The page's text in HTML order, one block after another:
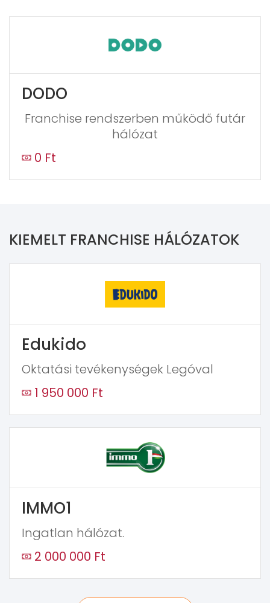
DODO
Franchise rendszerben működő futár
hálózat
0 Ft
KIEMELT FRANCHISE HÁLÓZATOK
Edukido
Oktatási tevékenységek Legóval
1 950 000 Ft
IMMO1
Ingatlan hálózat.
2 000 000 Ft